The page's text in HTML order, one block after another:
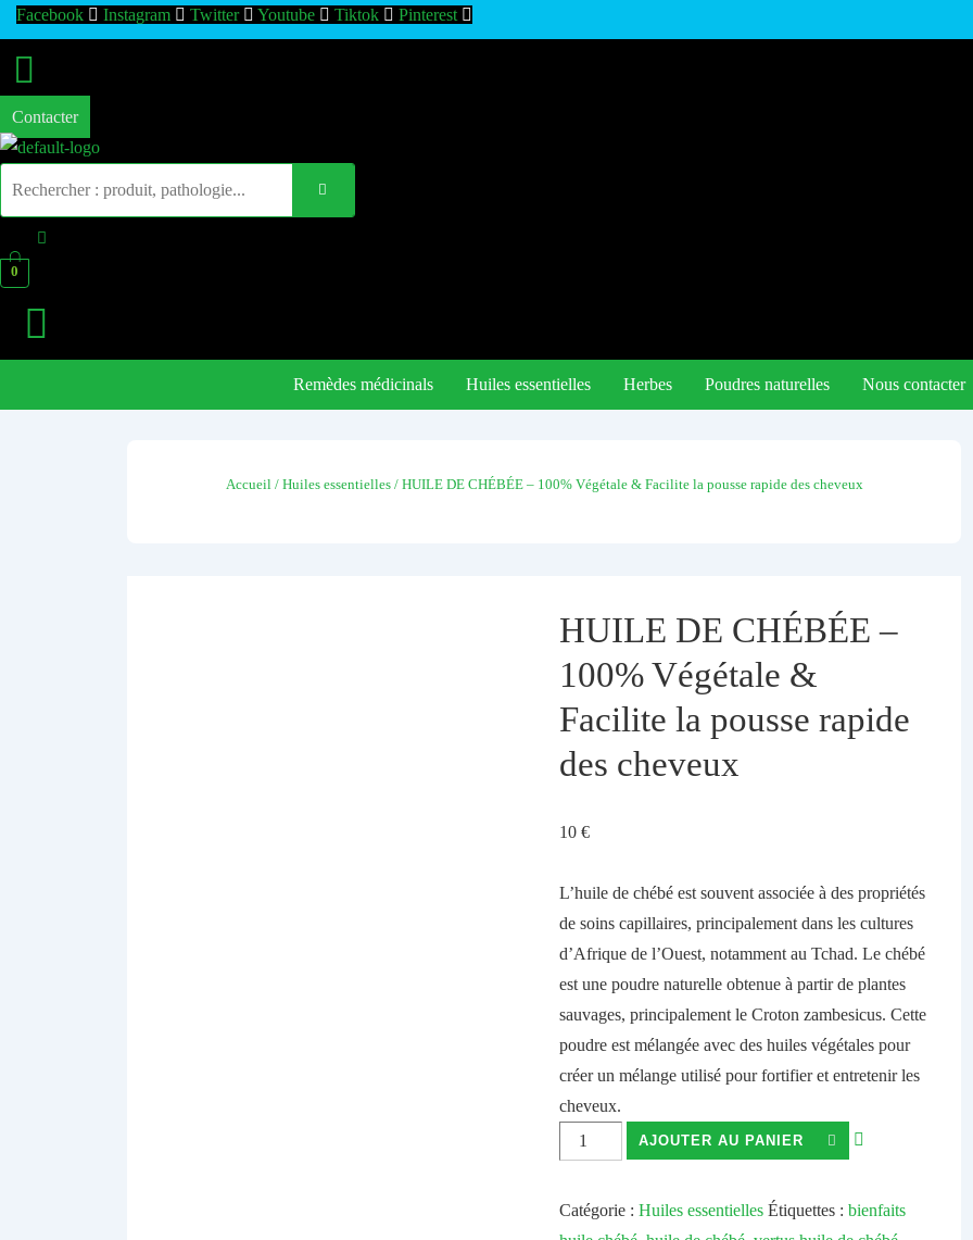
Facebook Instagram Twitter Youtube Tiktok Pinterest
Contacter
0
Remèdes médicinals Huiles essentielles Herbes Poudres naturelles Nous contacter
Accueil / Huiles essentielles/ HUILE DE CHÉBÉE – 100% Végétale & Facilite la pousse rapide des cheveux
HUILE DE CHÉBÉE –
100% Végétale &
Facilite la pousse rapide
des cheveux
10€
L’huile de chébé est souvent associée à des propriétés
de soins capillaires, principalement dans les cultures
d’Afrique de l’Ouest, notamment au Tchad.Le chébé
est une poudre naturelle obtenue à partir de plantes
sauvages, principalement le Croton zambesicus.Cette
poudre est mélangée avec des huiles végétales pour
créer un mélange utilisé pour fortifier et entretenir les
cheveux.
quantité
de
AJOUTER AU PANIER
Catégorie :Huiles essentielles Étiquettes :bienfaits